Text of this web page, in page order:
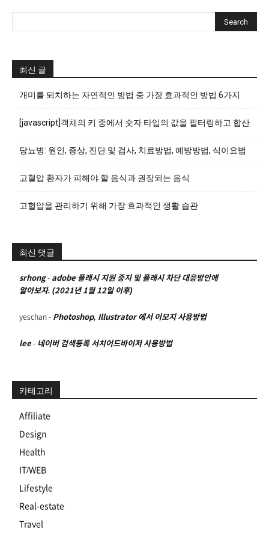
최신 글
개미를 퇴치하는 자연적인 방법 중 가장 효과적인 방법 6가지
[javascript]객체의 키 중에서 숫자 타입의 값을 필터링하고 합산
당뇨병: 원인, 증상, 진단 및 검사, 치료방법, 예방방법, 식이요법
고혈압 환자가 피해야 할 음식과 권장되는 음식
고혈압을 관리하기 위해 가장 효과적인 생활 습관
최신 댓글
srhong- adobe 플래시 지원 중지 및 플래시 차단 대응방안에
알아보자. (2021년 1월 12일 이후)
yeschan - Photoshop, Illustrator 에서 이모지 사용방법
lee - 네이버 검색등록 서치어드바이저 사용방법
카테고리
Affiliate
Design
Health
IT/WEB
Lifestyle
Real-estate
Travel